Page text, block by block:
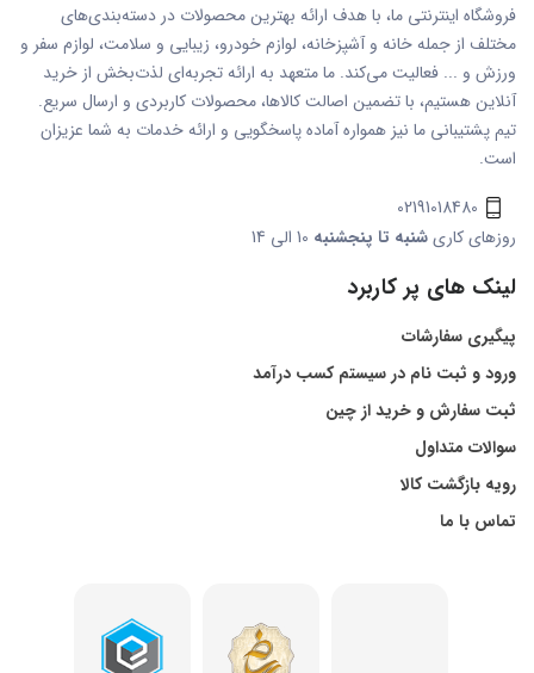
فروشگاه اینترنتی ما، با هدف ارائه بهترین محصولات در دسته‌بندی‌های
مختلف از جمله خانه و آشپزخانه، لوازم خودرو، زیبایی و سلامت، لوازم سفر و
ورزش و ... فعالیت می‌کند. ما متعهد به ارائه تجربه‌ای لذت‌بخش از خرید
آنلاین هستیم، با تضمین اصالت کالاها، محصولات کاربردی و ارسال سریع.
تیم پشتیبانی ما نیز همواره آماده پاسخگویی و ارائه خدمات به شما عزیزان
است.
02191018480
روزهای کاریشنبه تا پنجشنبه
لینک های پر کاربرد
پیگیری سفارشات
ورود و ثبت نام در سیستم کسب درآمد
ثبت سفارش و خرید از چین
سوالات متداول
رویه بازگشت کالا
تماس با ما